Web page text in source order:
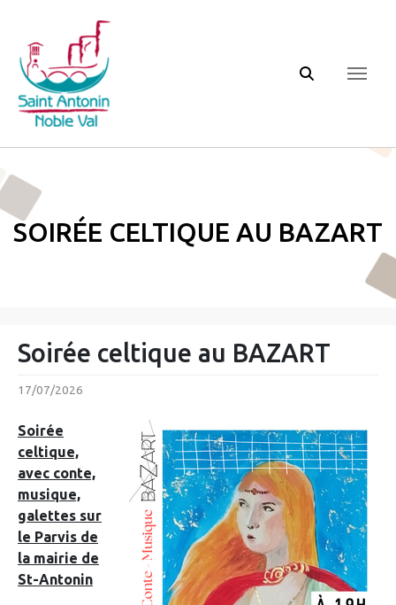
Soirée celtique au BAZART
Soirée celtique au BAZART
17/07/2026
Soirée
celtique,
avec conte,
musique,
galettes sur
le Parvis de
la mairie de
St-Antonin